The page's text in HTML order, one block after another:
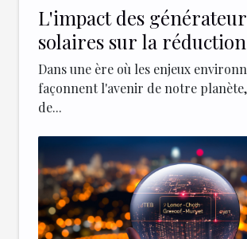
L'impact des
solaires sur la
l'empreinte carbone
Dans une ère où les enjeux
façonnent l'avenir de notre
de...